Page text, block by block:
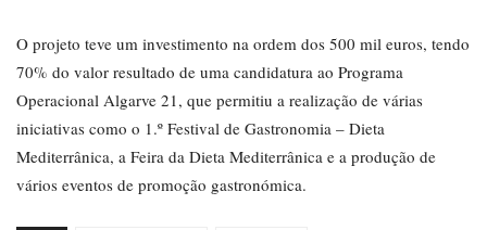
O projeto teve um investimento na ordem dos 500 mil euros, tendo
70% do valor resultado de uma candidatura ao Programa
Operacional Algarve 21, que permitiu a realização de várias
iniciativas como o 1.º Festival de Gastronomia – Dieta
Mediterrânica, a Feira da Dieta Mediterrânica e a produção de
vários eventos de promoção gastronómica.